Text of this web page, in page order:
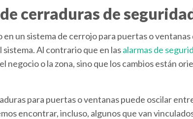
cerraduras de
un sistema de cerrojo para puertas o
Al contrario que en lasalarmas de
negocio o la zona, sino que los cambios están
para puertas o ventanas puede oscilar
encontrar, incluso, algunos que van